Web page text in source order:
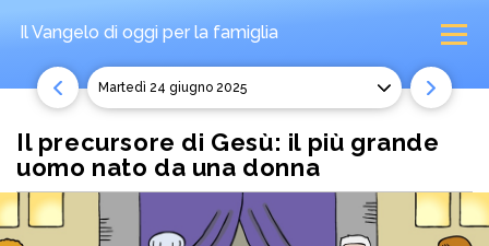
Il Vangelo di oggi per la famiglia
martedì 24 giugno 2025
Il precursore di Gesù: il più grande
uomo nato da una donna